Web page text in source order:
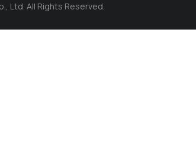
Ltd. All Rights Reserved.